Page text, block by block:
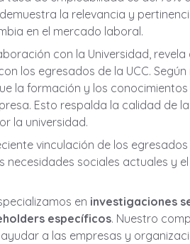
la relevancia y
en el mercado laboral.
con la Universidad,
los egresados de la UCC.
la formación y los
Esto respalda la calidad de
la universidad.
vinculación de los
necesidades sociales actuales y
en investigaciones
específicos. Nuestro
a las empresas y